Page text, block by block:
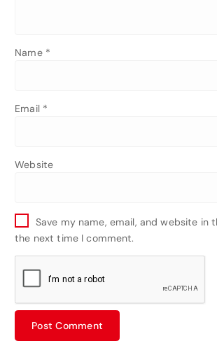
Name *
Email *
Website
Save my name, email, and website in
the next time I comment.